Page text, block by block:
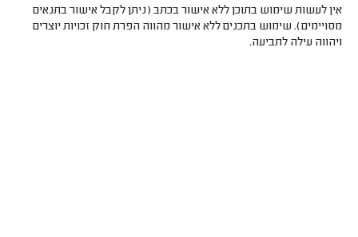
אין לעשות שימוש בתוכן ללא אישור בכתב (ניתן לקבל אישור בתנאים
מסויימים). שימוש בתכנים ללא אישור מהווה הפרת חוק זכויות יוצרים
ויהווה עילה לתביעה.